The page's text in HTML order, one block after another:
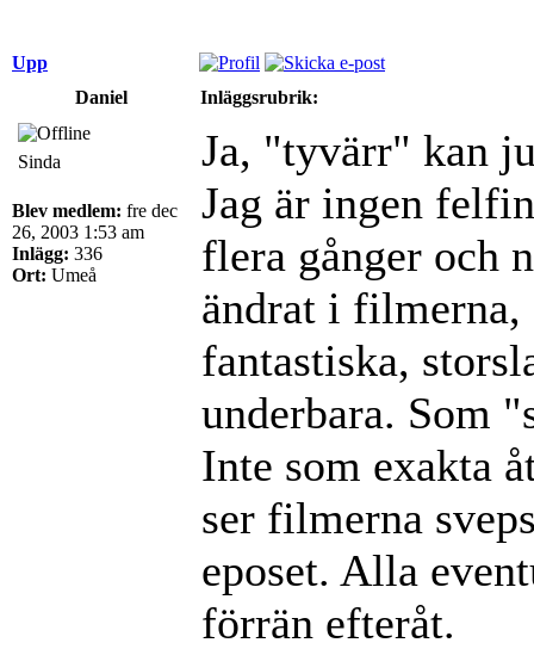
Upp
Daniel
Inläggsrubrik:
Sinda
Blev medlem: fre dec
26, 2003 1:53 am
Inlägg: 336
Ort: Umeå
Ja, "tyvärr" kan
Jag är ingen
flera gånger och
ändrat i filmerna,
fantastiska,
underbara. Som
Inte som exakta
ser filmerna
eposet. Alla
förrän efteråt.